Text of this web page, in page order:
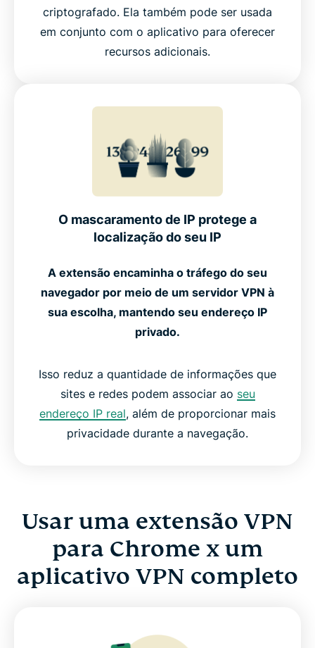
criptografado. Ela também pode ser usada
em conjunto com o aplicativo para oferecer
recursos adicionais.
O mascaramento de IP protege a
localização do seu IP
A extensão encaminha o tráfego do seu
navegador por meio de um servidor VPN à
sua escolha, mantendo seu endereço IP
privado.
Isso reduz a quantidade de informações que
sites e redes podem associar ao seu
endereço IP real, além de proporcionar mais
privacidade durante a navegação.
Usar uma extensão VPN
para Chrome x um
aplicativo VPN completo